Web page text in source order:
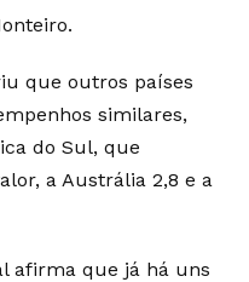
que outros países
similares,
do Sul, que
a Austrália 2,8 e a
afirma que já há uns